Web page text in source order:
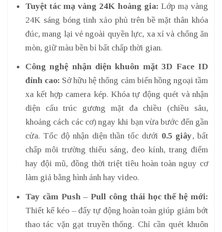
Tuyệt tác mạ vàng 24K hoàng gia: Lớp mạ vàng
24K sáng bóng tinh xảo phủ trên bề mặt thân khóa
đúc, mang lại vẻ ngoài quyền lực, xa xỉ và chống ăn
mòn, giữ màu bền bỉ bất chấp thời gian.
Công nghệ nhận diện khuôn mặt 3D Face ID
đỉnh cao: Sở hữu hệ thống cảm biến hồng ngoại tầm
xa kết hợp camera kép. Khóa tự động quét và nhận
diện cấu trúc gương mặt đa chiều (chiều sâu,
khoảng cách các cơ) ngay khi bạn vừa bước đến gần
cửa. Tốc độ nhận diện thần tốc dưới 0.5 giây, bất
chấp môi trường thiếu sáng, đeo kính, trang điểm
hay đội mũ, đồng thời triệt tiêu hoàn toàn nguy cơ
làm giả bằng hình ảnh hay video.
Tay cầm Push – Pull công thái học thế hệ mới:
Thiết kế kéo – đẩy tự động hoàn toàn giúp giảm bớt
thao tác vặn gạt truyền thống. Chỉ cần quét khuôn